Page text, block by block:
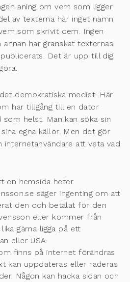
aning om vem som ligger
av texterna har inget namn
som skrivit dem. Ingen
har granskat texternas
Det är upp till dig
demokratiska mediet. Här
har tillgång till en dator
helst. Man kan söka sin
egna källor. Men det gör
att veta vad
en hemsida heter
säger ingenting om att
den och betalat för den
eller kommer från
gärna ligga på ett
eller USA.
finns på internet förändras
kan uppdateras eller raderas
Någon kan hacka sidan och